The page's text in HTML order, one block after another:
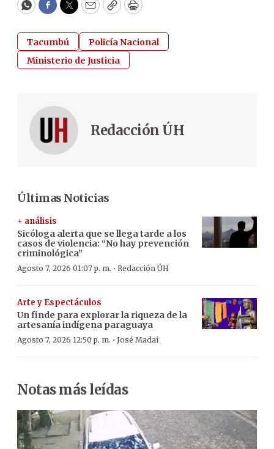
WhatsApp
Facebook
Twitter
EmailCopyPrint
Tacumbú
Policía Nacional
Ministerio de Justicia
Redacción ÚH
Últimas Noticias
+ análisis
Sicóloga alerta que se llega tarde a los
casos de violencia: “No hay prevención
criminológica”
Agosto 7, 2026 01:07 p. m. · Redacción ÚH
Arte y Espectáculos
Un finde para explorar la riqueza de la
artesanía indígena paraguaya
Agosto 7, 2026 12:50 p. m. · José Madai
Notas más leídas